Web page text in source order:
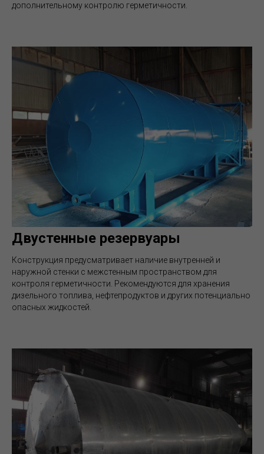
дополнительному контролю герметичности.
Двустенные резервуары
Конструкция предусматривает наличие внутренней и
наружной стенки с межстенным пространством для
контроля герметичности. Рекомендуются для хранения
дизельного топлива, нефтепродуктов и других потенциально
опасных жидкостей.